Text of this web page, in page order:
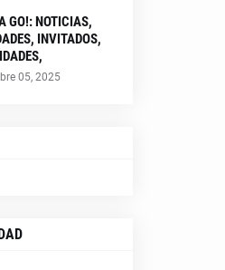
GO!: NOTICIAS,
INVITADOS,
05, 2025